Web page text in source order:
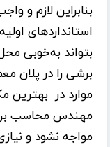
بنابراین لازم و
استانداردهای
بتواند به‌خوبی
برشی را در پلان
موارد در بهترین
مهندس محاسب
مواجه نشود و